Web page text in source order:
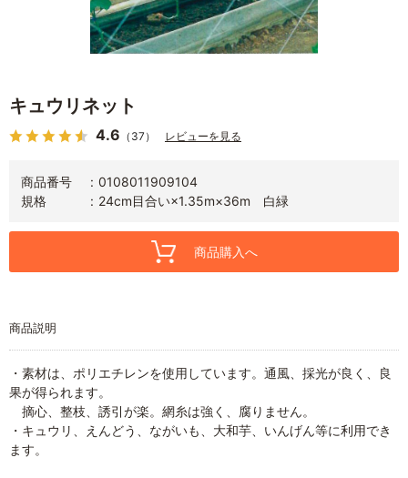
キュウリネット
4.6 （37） レビューを見る
商品番号
0108011909104
規格
24cm目合い×1.35m×36m 白緑
商品購入へ
商品説明
・素材は、ポリエチレンを使用しています。通風、採光が良く、良
果が得られます。
摘心、整枝、誘引が楽。網糸は強く、腐りません。
・キュウリ、えんどう、ながいも、大和芋、いんげん等に利用でき
ます。